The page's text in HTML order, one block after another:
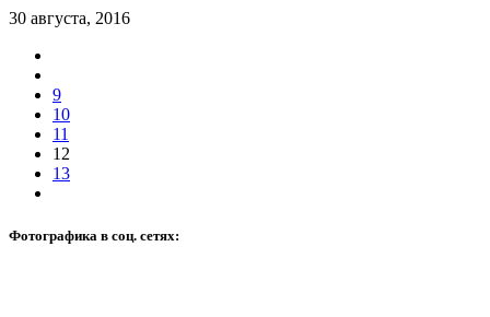
30 августа, 2016
9
10
11
12
13
Фотографика в соц. сетях: